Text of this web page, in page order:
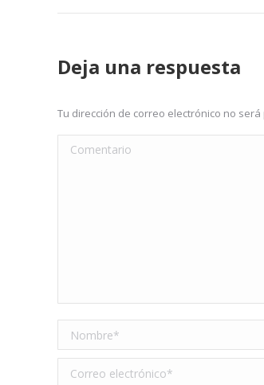
Deja una respuesta
Tu dirección de correo electrónico no
Comentario
Nombre *
Correo electrónico *